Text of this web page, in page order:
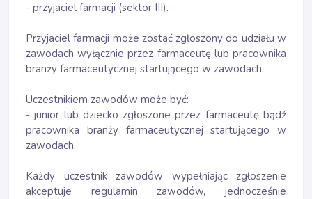
- przyjaciel farmacji (sektor III).
Przyjaciel farmacji może zostać zgłoszony do udziału w
zawodach wyłącznie przez farmaceutę lub pracownika
branży farmaceutycznej startującego w zawodach.
Uczestnikiem zawodów może być:
- junior lub dziecko zgłoszone przez farmaceutę bądź
pracownika branży farmaceutycznej startującego w
zawodach.
Każdy uczestnik zawodów wypełniając zgłoszenie
akceptuje regulamin zawodów, jednocześnie